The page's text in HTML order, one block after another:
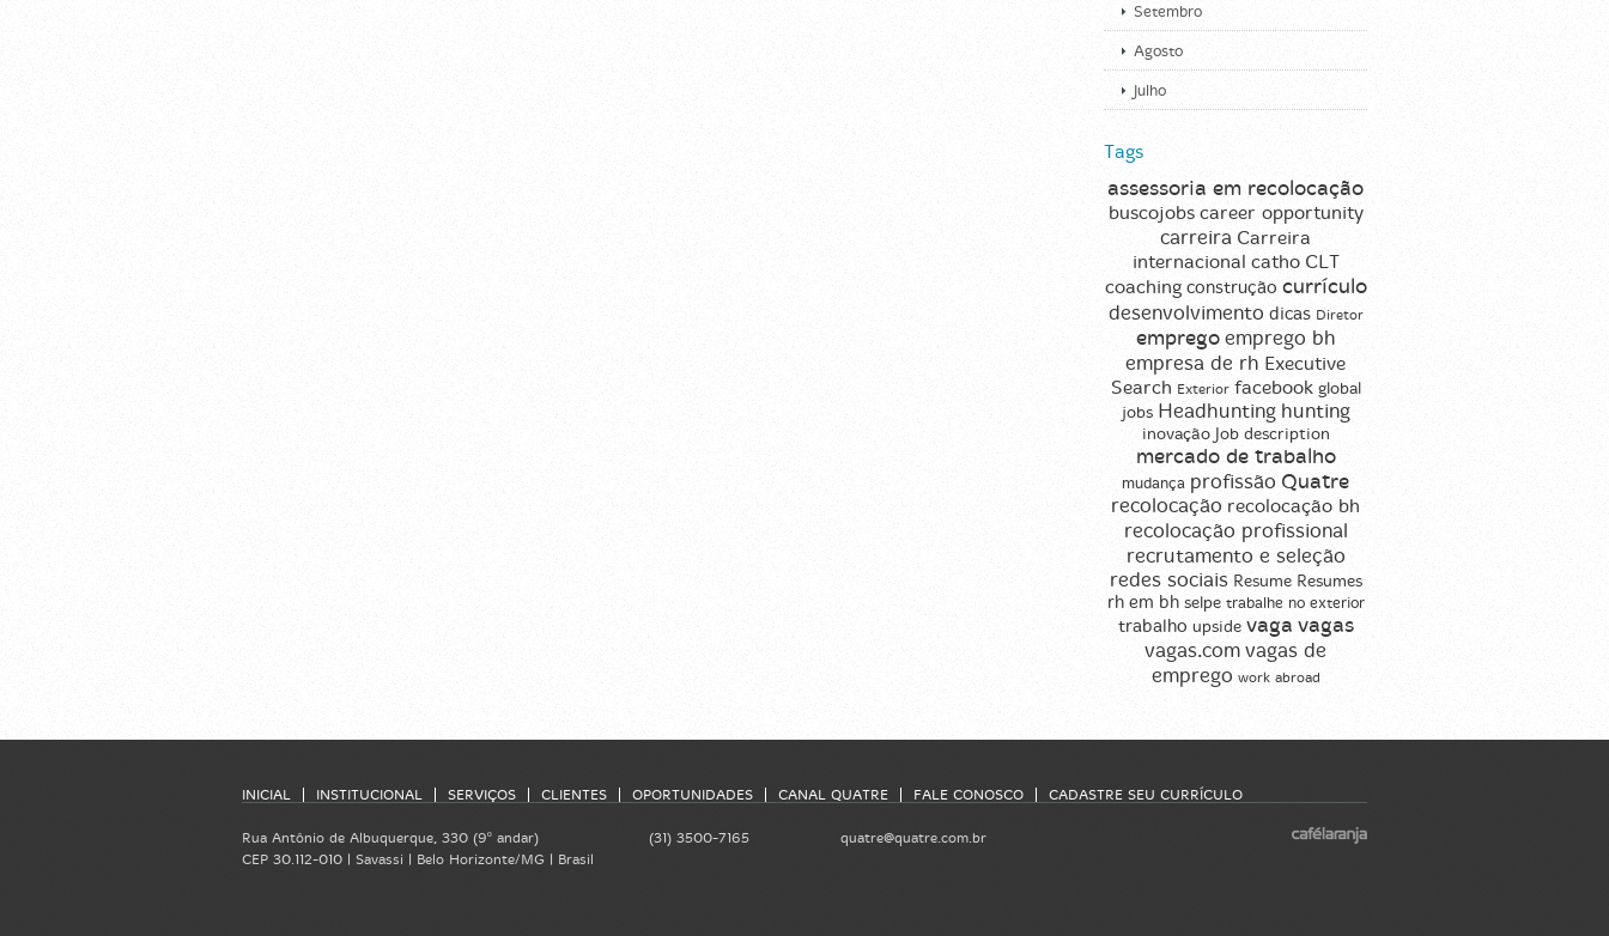
Setembro
Agosto
Julho
Tags
assessoria em recolocação
buscojobs career opportunity
carreira Carreira
internacional catho CLT
coaching construção currículo
desenvolvimento dicas Diretor
emprego emprego bh
empresa de rh Executive
Search Exterior facebook global
jobs Headhunting hunting
inovação Job description
mercado de trabalho
mudança profissão Quatre
recolocação recolocação bh
recolocação profissional
recrutamento e seleção
redes sociais Resume Resumes
rh em bh selpe trabalhe no exterior
trabalho upside vaga vagas
vagas.com vagas de
emprego work abroad
INICIAL INSTITUCIONAL SERVIÇOS CLIENTES OPORTUNIDADES CANAL QUATRE FALE CONOSCO CADASTRE SEU CURRÍCULO
Rua Antônio de Albuquerque, 330 (9º andar)
CEP 30.112-010 | Savassi | Belo Horizonte/MG | Brasil
(31) 3500-7165 quatre@quatre.com.br